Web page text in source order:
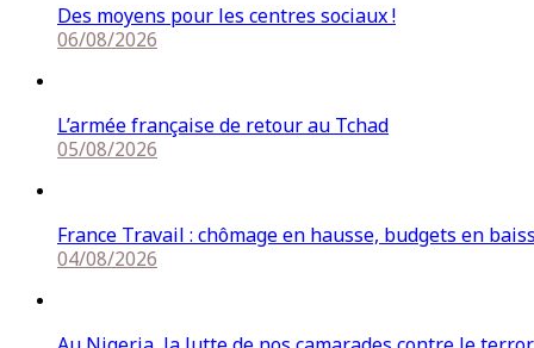
Des moyens pour les centres sociaux !
06/08/2026
L’armée française de retour au Tchad
05/08/2026
France Travail : chômage en hausse, budgets en
04/08/2026